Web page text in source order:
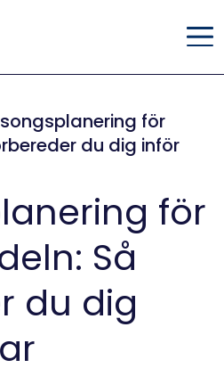
för
du dig inför
för
Så
du dig